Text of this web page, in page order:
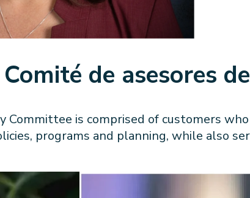
Comité de asesores
Committee is comprised of customers
programs and planning, while also